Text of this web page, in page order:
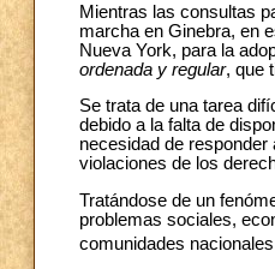
Mientras las consultas
marcha en Ginebra, en
Nueva York, para la
ordenada y regular, que
Se trata de una tarea
debido a la falta de
necesidad de
violaciones de los
Tratándose de un
problemas sociales,
comunidades